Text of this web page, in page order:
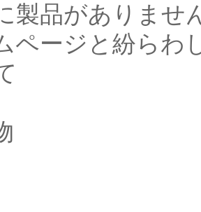
製品がありませ
ページと紛らわ